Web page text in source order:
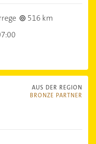
516 km
AUS DER REGION
BRONZE PARTNER